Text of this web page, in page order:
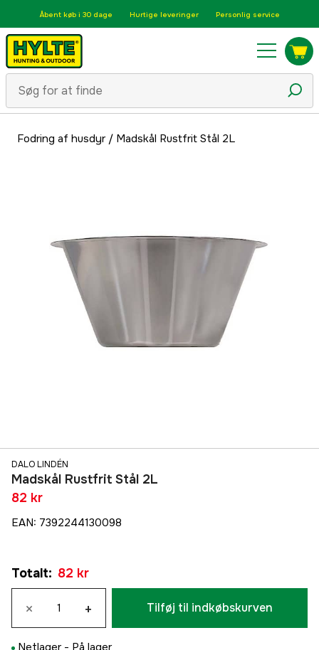
Åbent køb i 30 dage Hurtige leveringer Personlig service
Fodring af husdyr/ Madskål Rustfrit Stål 2L
DALO LINDÉN
Madskål Rustfrit Stål 2L
82 kr
EAN: 7392244130098
Totalt: 82 kr
× + Tilføj til indkøbskurven